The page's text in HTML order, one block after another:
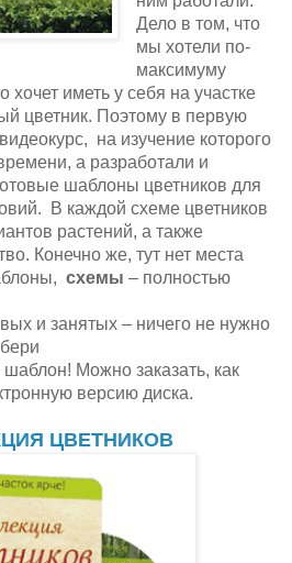
Дело в том, что
мы хотели по-
максимуму
цветник. Поэтому в первую
на изучение которого
а разработали и
шаблоны цветников для
В каждой схеме цветников
Конечно же, тут нет места
схемы – полностью
и занятых – ничего не нужно
Можно заказать, как
версию диска.
ЦВЕТНИКОВ